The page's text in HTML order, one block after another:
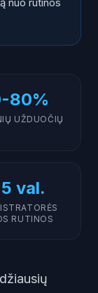
80%
UŽDUOČIŲ
val.
RUTINOS